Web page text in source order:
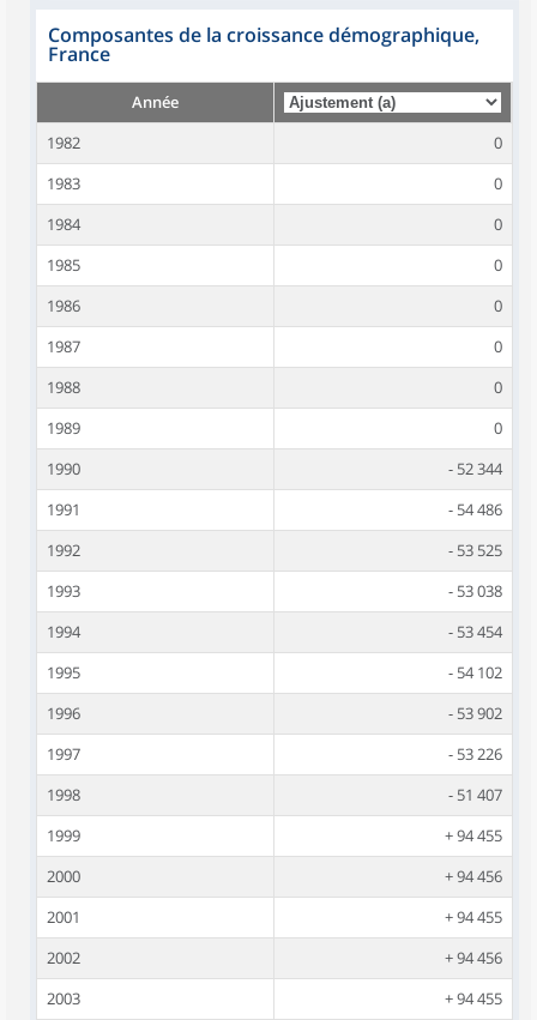
Composantes de la croissance démographique,
France
Année
1982
0
1983
0
1984
0
1985
0
1986
0
1987
0
1988
0
1989
0
1990
- 52 344
1991
- 54 486
1992
- 53 525
1993
- 53 038
1994
- 53 454
1995
- 54 102
1996
- 53 902
1997
- 53 226
1998
- 51 407
1999
+ 94 455
2000
+ 94 456
2001
+ 94 455
2002
+ 94 456
2003
+ 94 455